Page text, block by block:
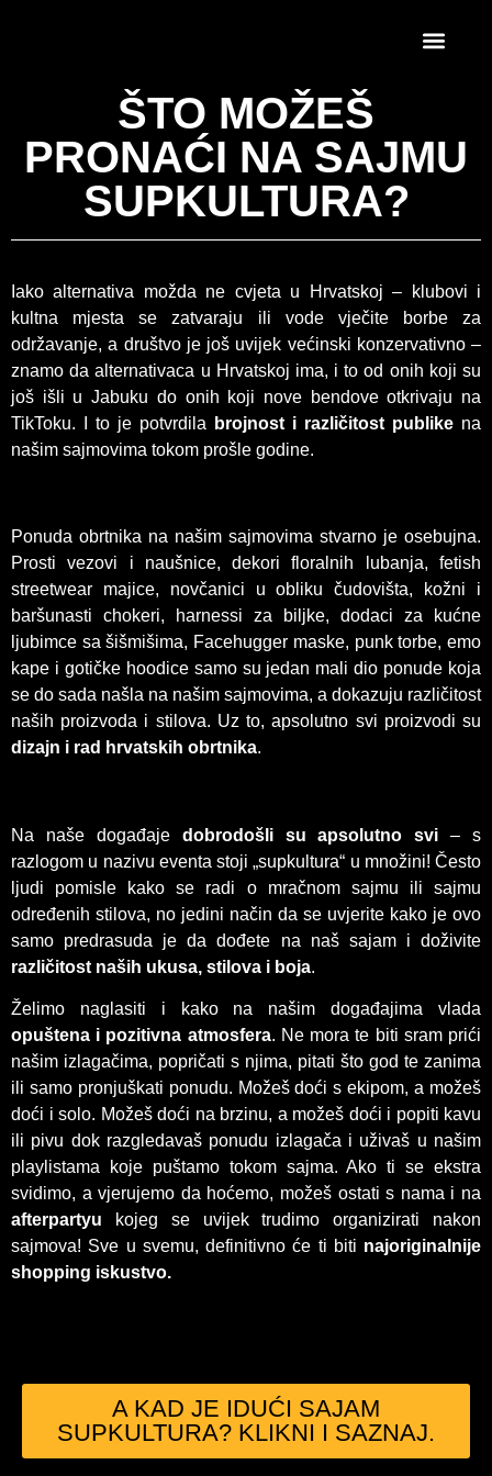
ŠTO MOŽEŠ
PRONAĆI NA SAJMU
SUPKULTURA?
Iako alternativa možda ne cvjeta u Hrvatskoj – klubovi i
kultna mjesta se zatvaraju ili vode vječite borbe za
održavanje, a društvo je još uvijek većinski konzervativno –
znamo da alternativaca u Hrvatskoj ima, i to od onih koji su
još išli u Jabuku do onih koji nove bendove otkrivaju na
TikToku. I to je potvrdila
brojnost i različitost publike na
našim sajmovima tokom prošle godine.
Ponuda obrtnika na našim sajmovima stvarno je osebujna.
Prosti vezovi i naušnice, dekori floralnih lubanja, fetish
streetwear majice, novčanici u obliku čudovišta, kožni i
baršunasti chokeri, harnessi za biljke, dodaci za kućne
ljubimce sa šišmišima, Facehugger maske, punk torbe, emo
kape i gotičke hoodice samo su jedan mali dio ponude koja
se do sada našla na našim sajmovima, a dokazuju različitost
naših proizvoda i stilova. Uz to, apsolutno svi proizvodi su
dizajn i rad hrvatskih obrtnika.
Na naše događaje dobrodošli su apsolutno svi – s
razlogom u nazivu eventa stoji „supkultura“ u množini! Često
ljudi pomisle kako se radi o mračnom sajmu ili sajmu
određenih stilova, no jedini način da se uvjerite kako je ovo
samo predrasuda je da dođete na naš sajam i doživite
različitost naših ukusa, stilova i boja.
Želimo naglasiti i kako na našim događajima vlada
opuštena i pozitivna atmosfera. Ne mora te biti sram prići
našim izlagačima, popričati s njima, pitati što god te zanima
ili samo pronjuškati ponudu. Možeš doći s ekipom, a možeš
doći i solo. Možeš doći na brzinu, a možeš doći i popiti kavu
ili pivu dok razgledavaš ponudu izlagača i uživaš u našim
playlistama koje puštamo tokom sajma. Ako ti se ekstra
svidimo, a vjerujemo da hoćemo, možeš ostati s nama i na
afterpartyu kojeg se uvijek trudimo organizirati nakon
sajmova! Sve u svemu, definitivno će ti biti najoriginalnije
shopping iskustvo.
A KAD JE IDUĆI SAJAM
SUPKULTURA? KLIKNI I SAZNAJ.